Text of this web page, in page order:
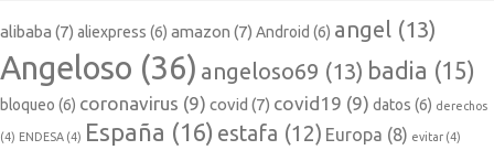
alibaba (7) aliexpress (6) amazon (7) Android (6) angel (13)
Angeloso (36) angeloso69 (13) badia (15)
bloqueo (6) coronavirus (9) covid (7) covid19 (9) datos (6) derechos
(4) ENDESA (4) España (16) estafa (12) Europa (8) evitar (4)